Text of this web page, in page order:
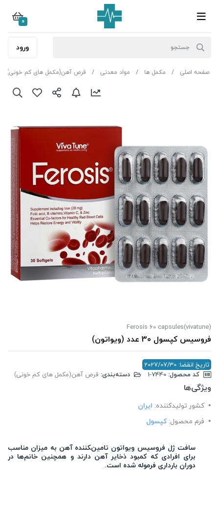
0
ورود
صفحه اصلی مکمل ها مواد معدنی قرص آهن(مکمل های کم خونی)
Ferosis 60 capsules(vivatune)
فروسیس کپسول 30 عدد (ویواتون)
تاریخ انقضا: 2027/07/30
کد محصول:
دسته‌بندی: قرص آهن(مکمل های کم خونی)
ویژگی‌ها
کشور تولید‎کننده:
ایران
فرم محصول: کپسول
سافت ژل فروسیس ویواتون تامین‌‍کننده آهن به میزان مناسب
برای افرادی که کمبود ذخایر آهن دارند و همچنین خانم‌ها در
دوران بارداری فرموله شده است.